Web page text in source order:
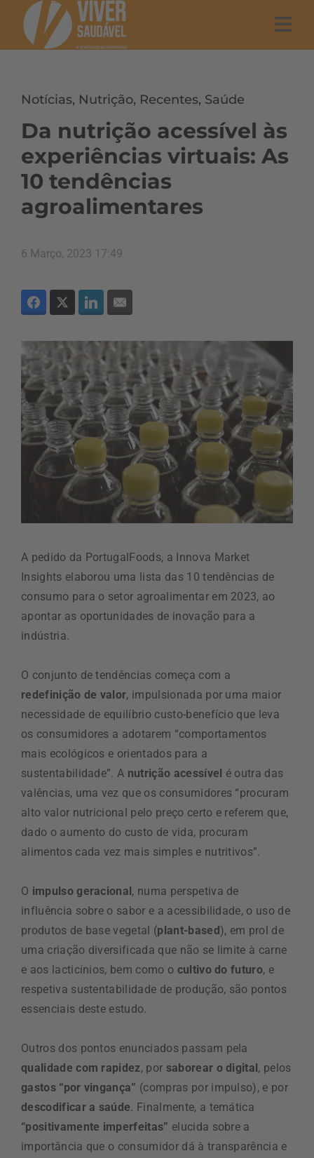
Notícias, Nutrição, Recentes, Saúde
Da nutrição acessível às
experiências virtuais: As
10 tendências
agroalimentares
6 Março, 2023 17:49
A pedido da PortugalFoods, a Innova Market
Insights elaborou uma lista das 10 tendências de
consumo para o setor agroalimentar em 2023, ao
apontar as oportunidades de inovação para a
indústria.
O conjunto de tendências começa com a
redefinição de valor, impulsionada por uma maior
necessidade de equilíbrio custo-benefício que leva
os consumidores a adotarem “comportamentos
mais ecológicos e orientados para a
sustentabilidade”. A nutrição acessível é outra das
valências, uma vez que os consumidores “procuram
alto valor nutricional pelo preço certo e referem que,
dado o aumento do custo de vida, procuram
alimentos cada vez mais simples e nutritivos”.
O impulso geracional, numa perspetiva de
influência sobre o sabor e a acessibilidade, o uso de
produtos de base vegetal (plant-based), em prol de
uma criação diversificada que não se limite à carne
e aos lacticínios, bem como o cultivo do futuro, e
respetiva sustentabilidade de produção, são pontos
essenciais deste estudo.
Outros dos pontos enunciados passam pela
qualidade com rapidez, por saborear o digital, pelos
gastos “por vingança” (compras por impulso), e por
descodificar a saúde. Finalmente, a temática
“positivamente imperfeitas” elucida sobre a
importância que o consumidor dá à transparência e